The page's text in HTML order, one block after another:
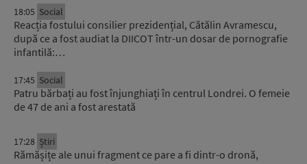
18:05 Social
Reacția fostului consilier prezidențial, Cătălin Avramescu,
după ce a fost audiat la DIICOT într-un dosar de pornografie
infantilă:…
17:45 Social
Patru bărbați au fost înjunghiați în centrul Londrei. O femeie
de 47 de ani a fost arestată
17:28 Știri
Rămășițe ale unui fragment ce pare a fi dintr-o dronă,